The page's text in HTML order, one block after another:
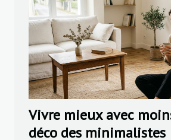
Vivre mieux avec
déco des minimalistes